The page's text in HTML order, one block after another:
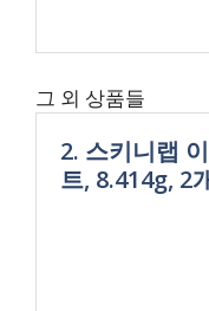
그 외 상품들
2. 스키니랩
트, 8.414g, 2